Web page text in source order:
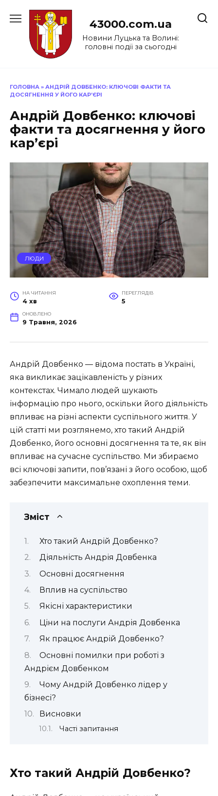
до
43000.com.ua
Новини Луцька та Волині:
головні події за сьогодні
ГОЛОВНА » АНДРІЙ ДОВБЕНКО: КЛЮЧОВІ ФАКТИ ТА
ДОСЯГНЕННЯ У ЙОГО КАР’ЄРІ
Андрій Довбенко: ключові
факти та досягнення у його
кар’єрі
ЛЮДИ
НА ЧИТАННЯ
4 хв
ПЕРЕГЛЯДІВ
5
ОНОВЛЕНО
9 Травня, 2026
Андрій Довбенко — відома постать в Україні,
яка викликає зацікавленість у різних
контекстах. Чимало людей шукають
інформацію про нього, оскільки його діяльність
впливає на різні аспекти суспільного життя. У
цій статті ми розглянемо, хто такий Андрій
Довбенко, його основні досягнення та те, як він
впливає на сучасне суспільство. Ми збираємо
всі ключові запити, пов’язані з його особою, щоб
забезпечити максимальне охоплення теми.
Зміст
Хто такий Андрій Довбенко?
Діяльність Андрія Довбенка
Основні досягнення
Вплив на суспільство
Якісні характеристики
Ціни на послуги Андрія Довбенка
Як працює Андрій Довбенко?
Основні помилки при роботі з
Андрієм Довбенком
Чому Андрій Довбенко лідер у
бізнесі?
Висновки
Часті запитання
Хто такий Андрій Довбенко?